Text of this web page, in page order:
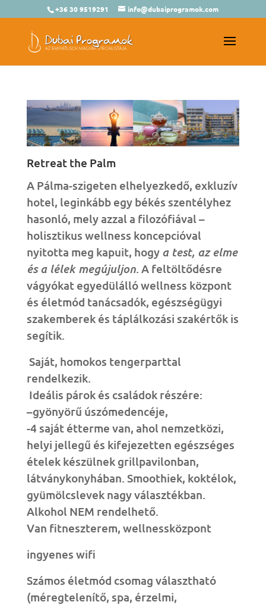
+36 30 9519291 info@dubaiprogramok.com
Retreat the Palm
A Pálma-szigeten elhelyezkedő, exkluzív
hotel, leginkább egy békés szentélyhez
hasonló, mely azzal a filozófiával –
holisztikus wellness koncepcióval
nyitotta meg kapuit, hogy a test, az elme
és a lélek megújuljon. A feltöltődésre
vágyókat egyedülálló wellness központ
és életmód tanácsadók, egészségügyi
szakemberek és táplálkozási szakértők is
segítik.
Saját, homokos tengerparttal
rendelkezik.
Ideális párok és családok részére:
–gyönyörű úszómedencéje,
-4 saját étterme van, ahol nemzetközi,
helyi jellegű és kifejezetten egészséges
ételek készülnek grillpavilonban,
látványkonyhában. Smoothiek, koktélok,
gyümölcslevek nagy választékban.
Alkohol NEM rendelhető.
Van fitneszterem, wellnessközpont
ingyenes wifi
Számos életmód csomag választható
(méregtelenítő, spa, érzelmi,